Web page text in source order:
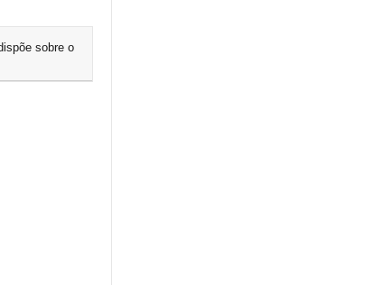
sobre o